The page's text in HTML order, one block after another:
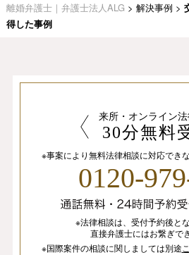
離婚弁護士｜弁護士法人ALG > 解決事例 >
得した事例
来所・オンライン
30分無料
※事案により無料法律相談に対応でき
0120-
※法律相談は、 受付予約後と
直接弁護士にはお繋ぎで
※国際案件の相談に関しましては別途